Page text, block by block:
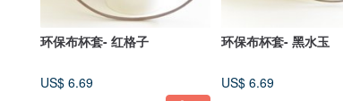
环保布杯套- 红格子
US$ 6.69
环保布杯套- 黑水玉
US$ 6.69